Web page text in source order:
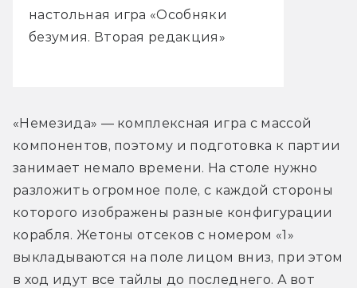
настольная игра «Особняки
безумия. Вторая редакция»
«Немезида» — комплексная игра с массой
компонентов, поэтому и подготовка к партии
занимает немало времени. На столе нужно
разложить огромное поле, с каждой стороны
которого изображены разные конфигурации
корабля. Жетоны отсеков с номером «1»
выкладываются на поле лицом вниз, при этом
в ход идут все тайлы до последнего. А вот